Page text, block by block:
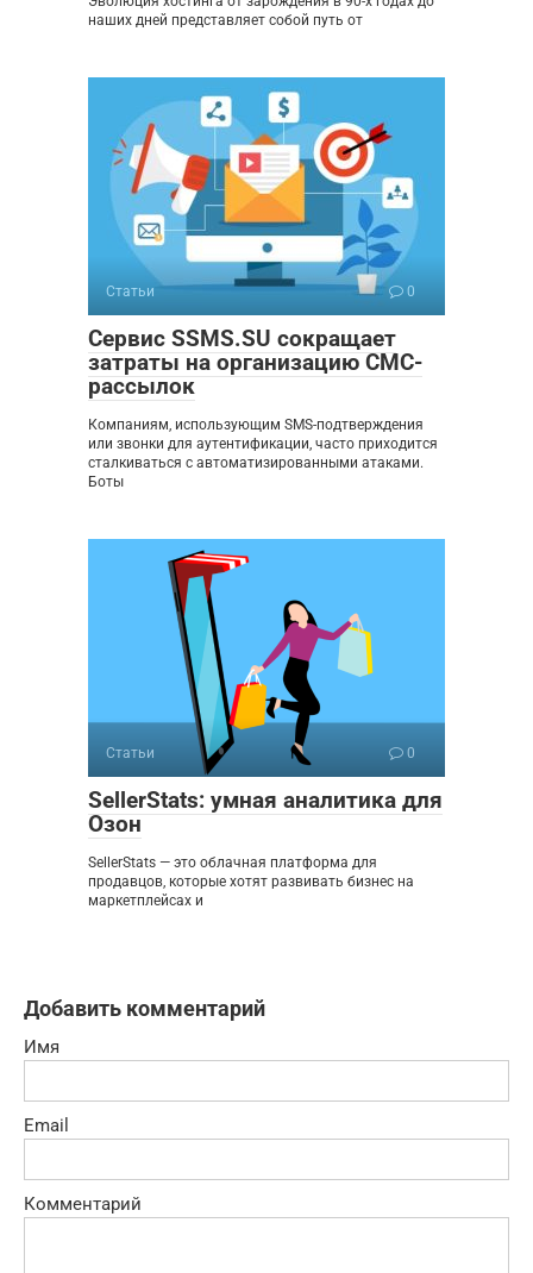
наших дней представляет собой путь от
Статьи 0
Сервис SSMS.SU сокращает
затраты на организацию СМС-
рассылок
Компаниям, использующим SMS-подтверждения
или звонки для аутентификации, часто приходится
сталкиваться с автоматизированными атаками.
Боты
Статьи 0
SellerStats: умная аналитика для
Озон
SellerStats — это облачная платформа для
продавцов, которые хотят развивать бизнес на
маркетплейсах и
Добавить комментарий
Имя
Email
Комментарий